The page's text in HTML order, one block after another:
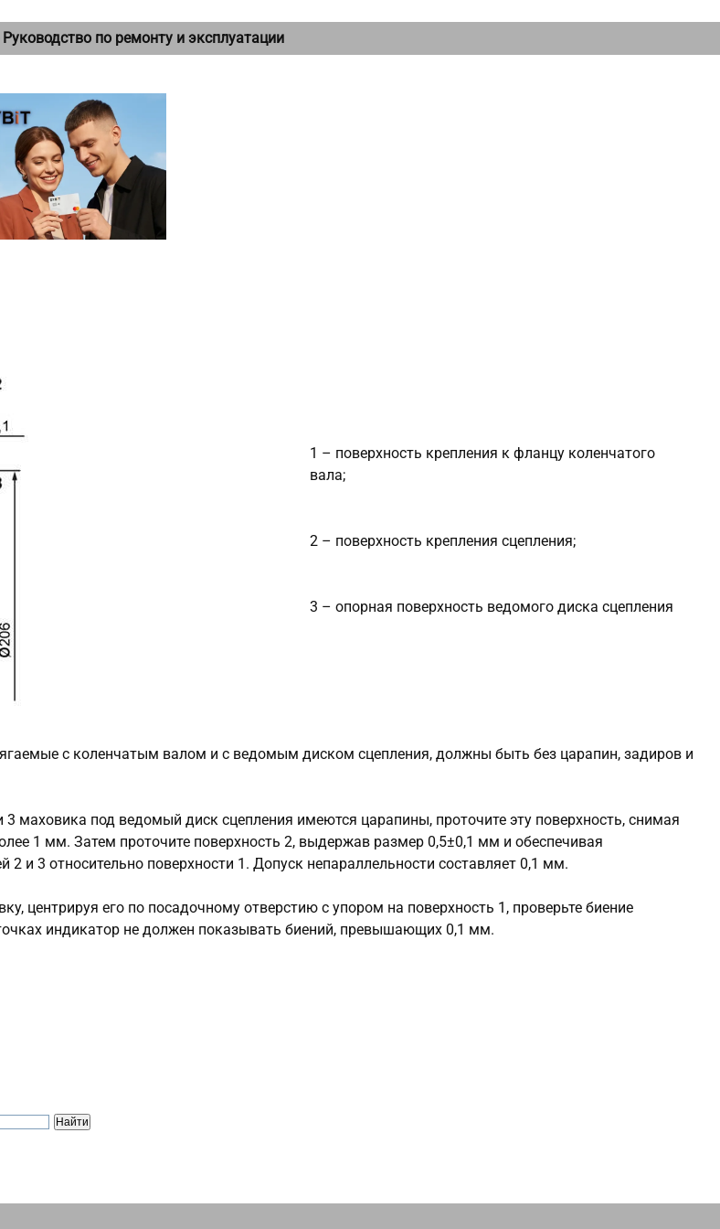
по ремонту и эксплуатации
1 – поверхность крепления к фланцу коленчатого
вала;
2 – поверхность крепления сцепления;
3 – опорная поверхность ведомого диска сцепления
с коленчатым валом и с ведомым диском сцепления, должны быть без царапин, задиров и
3 маховика под ведомый диск сцепления имеются царапины, проточите эту поверхность, снимая
1 мм. Затем проточите поверхность 2, выдержав размер 0,5±0,1 мм и обеспечивая
2 и 3 относительно поверхности 1. Допуск непараллельности составляет 0,1 мм.
центрируя его по посадочному отверстию с упором на поверхность 1, проверьте биение
индикатор не должен показывать биений, превышающих 0,1 мм.